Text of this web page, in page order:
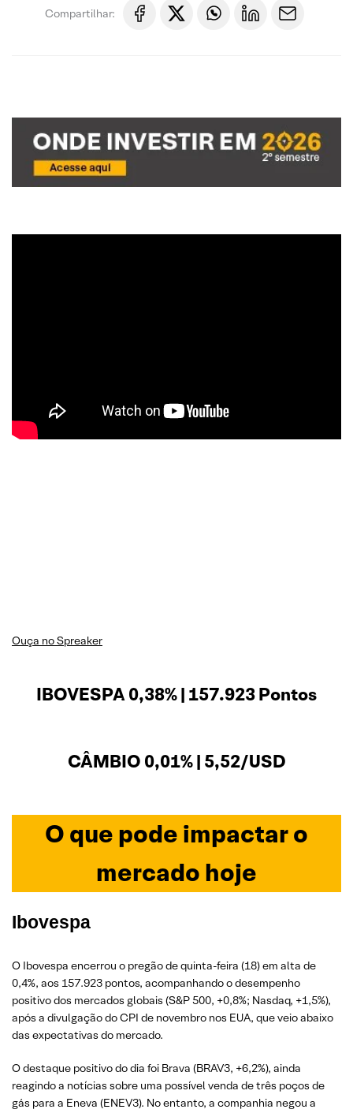
Compartilhar:
Ouça no Spreaker
IBOVESPA 0,38% | 157.923 Pontos
CÂMBIO 0,01% | 5,52/USD
O que pode impactar o
mercado hoje
Ibovespa
O Ibovespa encerrou o pregão de quinta-feira (18) em alta de
0,4%, aos 157.923 pontos, acompanhando o desempenho
positivo dos mercados globais (S&P 500, +0,8%; Nasdaq, +1,5%),
após a divulgação do CPI de novembro nos EUA, que veio abaixo
das expectativas do mercado.
O destaque positivo do dia foi Brava (BRAV3, +6,2%), ainda
reagindo a notícias sobre uma possível venda de três poços de
gás para a Eneva (ENEV3). No entanto, a companhia negou a